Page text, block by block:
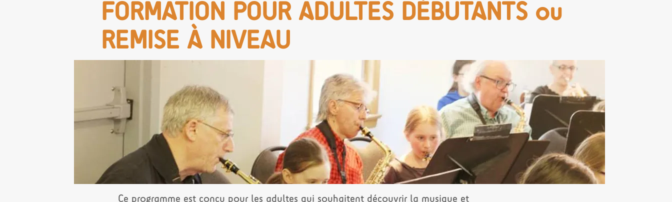
FORMATION POUR ADULTES DÉBUTANTS ou
REMISE À NIVEAU
Ce programme est conçu pour les adultes qui souhaitent découvrir la musique et